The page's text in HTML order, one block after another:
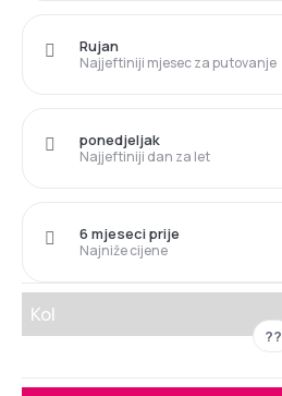
Najjeftiniji mjesec za putovanje
Rujan
Najjeftiniji dan za let
ponedjeljak
Najniže cijene
6 mjeseci prije
Kol
??